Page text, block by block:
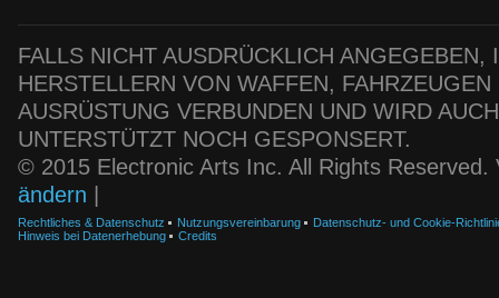
FALLS NICHT AUSDRÜCKLICH
HERSTELLERN VON WAFFEN,
AUSRÜSTUNG VERBUNDEN UND WIRD
UNTERSTÜTZT NOCH GESPONSERT.
© 2015 Electronic Arts Inc. All Rights
ändern
Rechtliches & Datenschutz Nutzungsvereinbarung
Datenschutz- und Cookie-
Hinweis bei Datenerhebung
Credits